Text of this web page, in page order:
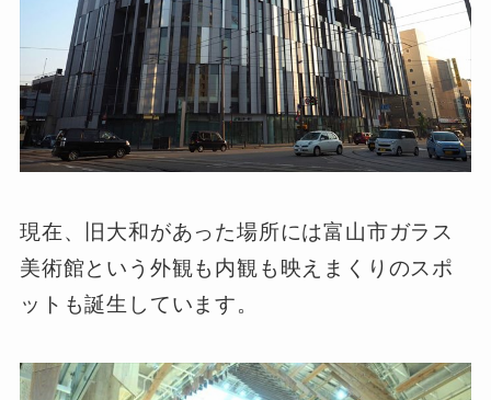
現在、旧大和があった場所には富山市ガラス
美術館という外観も内観も映えまくりのスポ
ットも誕生しています。